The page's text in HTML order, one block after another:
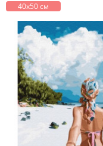
40х50 см